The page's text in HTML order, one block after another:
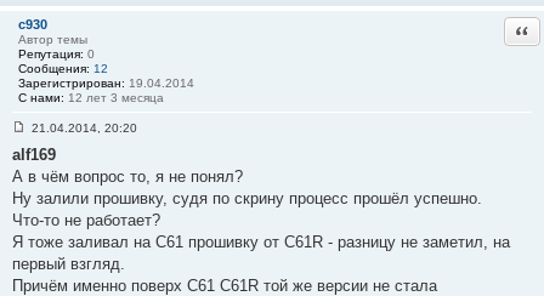
c930
Автор темы
Репутация: 0
Сообщения: 12
Зарегистрирован: 19.04.2014
С нами: 12 лет 3 месяца
о
б
щ
е
н
и
#
4
21.04.2014, 20:20
alf169
А в чём вопрос то, я не понял?
Ну залили прошивку, судя по скрину процесс прошёл успешно.
Что-то не работает?
Я тоже заливал на C61 прошивку от С61R - разницу не заметил, на
первый взгляд.
Причём именно поверх C61 С61R той же версии не стала